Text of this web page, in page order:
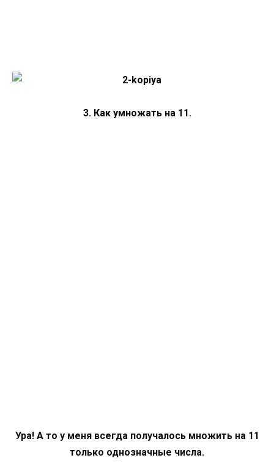
3. Как умножать на 11.
Ура! А то у меня всегда получалось множить на 11
только однозначные числа.